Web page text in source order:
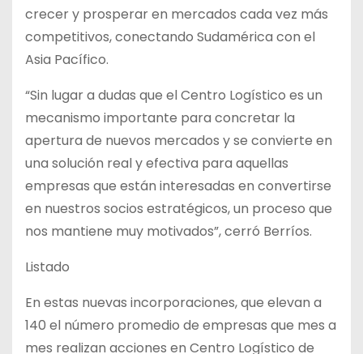
crecer y prosperar en mercados cada vez más
competitivos, conectando Sudamérica con el
Asia Pacífico.
“Sin lugar a dudas que el Centro Logístico es un
mecanismo importante para concretar la
apertura de nuevos mercados y se convierte en
una solución real y efectiva para aquellas
empresas que están interesadas en convertirse
en nuestros socios estratégicos, un proceso que
nos mantiene muy motivados”, cerró Berríos.
Listado
En estas nuevas incorporaciones, que elevan a
140 el número promedio de empresas que mes a
mes realizan acciones en Centro Logístico de